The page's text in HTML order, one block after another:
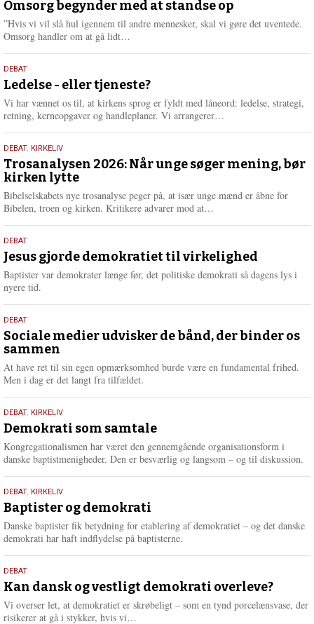
e
e
juli
2026
Omsorg begynder med at standse op
”Hvis vi vil slå hul igennem til andre mennesker, skal vi gøre det uventede.
Omsorg handler om at gå lidt…
e
e
10.
juni
2026
DEBAT
Ledelse - eller tjeneste?
Vi har vænnet os til, at kirkens sprog er fyldt med låneord: ledelse, strategi,
retning, kerneopgaver og handleplaner. Vi arrangerer…
e
2.
juni
2026
DEBAT, KIRKELIV
Trosanalysen 2026: Når unge søger mening, bør
kirken lytte
Bibelselskabets nye trosanalyse peger på, at især unge mænd er åbne for
Bibelen, troen og kirken. Kritikere advarer mod at…
e
e
18.
maj
2026
DEBAT
Jesus gjorde demokratiet til virkelighed
Baptister var demokrater længe før, det politiske demokrati så dagens lys i
nyere tid.
18.
maj
2026
DEBAT
Sociale medier udvisker de bånd, der binder os
sammen
At have ret til sin egen opmærksomhed burde være en fundamental frihed.
Men i dag er det langt fra tilfældet.
18.
maj
2026
DEBAT, KIRKELIV
Demokrati som samtale
Kongregationalismen har været den gennemgående organisationsform i
danske baptistmenigheder. Den er besværlig og langsom – og til diskussion.
18.
maj
2026
DEBAT, KIRKELIV
Baptister og demokrati
Danske baptister fik betydning for etablering af demokratiet – og det danske
demokrati har haft indflydelse på baptisterne.
18.
maj
2026
DEBAT
Kan dansk og vestligt demokrati overleve?
Vi overser let, at demokratiet er skrøbeligt – som en tynd porcelænsvase, der
risikerer at gå i stykker, hvis vi…